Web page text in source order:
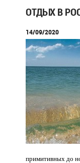
ОТДЫХ В
14/09/2020
примитивных до